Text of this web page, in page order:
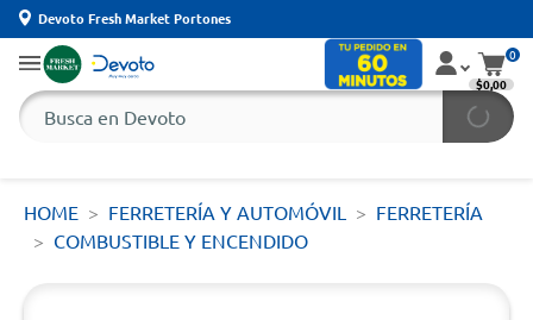
Devoto Fresh Market Portones
0
$0,00
HOME FERRETERÍA Y AUTOMÓVIL
FERRETERÍA
COMBUSTIBLE Y ENCENDIDO